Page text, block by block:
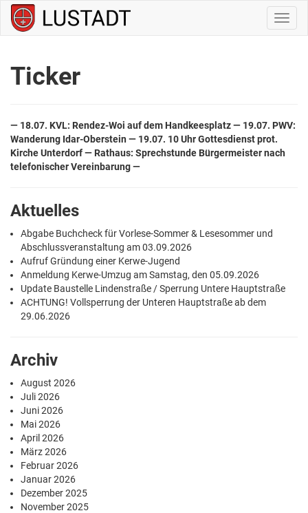
ein-/
Ticker
— 18.07. KVL: Rendez-Woi auf dem Handkeesplatz — 19.07. PWV:
Wanderung Idar-Oberstein — 19.07. 10 Uhr Gottesdienst prot.
Kirche Unterdorf — Rathaus: Sprechstunde Bürgermeister nach
telefonischer Vereinbarung —
Aktuelles
Abgabe Buchcheck für Vorlese-Sommer & Lesesommer und
Abschlussveranstaltung am 03.09.2026
Aufruf Gründung einer Kerwe-Jugend
Anmeldung Kerwe-Umzug am Samstag, den 05.09.2026
Update Baustelle Lindenstraße / Sperrung Untere Hauptstraße
ACHTUNG! Vollsperrung der Unteren Hauptstraße ab dem
29.06.2026
Archiv
August 2026
Juli 2026
Juni 2026
Mai 2026
April 2026
März 2026
Februar 2026
Januar 2026
Dezember 2025
November 2025